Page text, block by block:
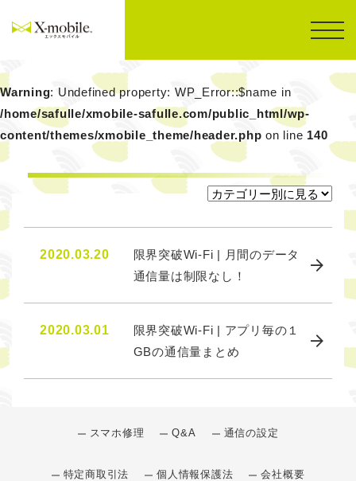
Warning: Undefined property: WP_Error::$name in
/home/safulle/xmobile-safulle.com/public_html/wp-
content/themes/xmobile_theme/header.php on line 140
2020.03.20
限界突破Wi-Fi | 月間のデータ
通信量は制限なし！
2020.03.01
限界突破Wi-Fi | アプリ毎の１
GBの通信量まとめ
スマホ修理 Q&A 通信の設定
特定商取引法 個人情報保護法 会社概要